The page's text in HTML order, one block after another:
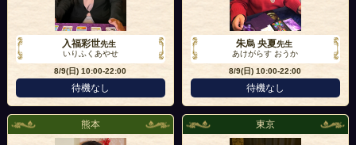
入福彩世先生
いりふくあやせ
8/9(日)10:00-22:00
待機なし
朱烏 央夏先生
あけがらす おうか
8/9(日)10:00-22:00
待機なし
熊本 東京